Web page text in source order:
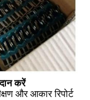
करें
और आकार रिपोर्ट